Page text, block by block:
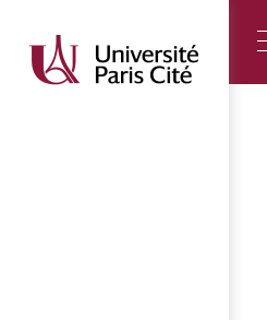
contenu
principal